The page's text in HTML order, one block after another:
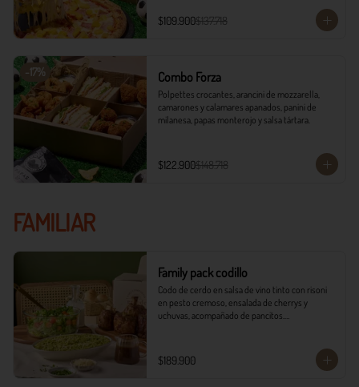
$109.900$137.718
-17% Combo Forza
Polpettes crocantes, arancini de mozzarella,
camarones y calamares apanados, panini de
milanesa, papas monterojo y salsa tártara.
$122.900$148.718
FAMILIAR
Family pack codillo
Codo de cerdo en salsa de vino tinto con risoni
en pesto cremoso, ensalada de cherrys y
uchuvas, acompañado de pancitos.​​
- Risoni (Cantidad ideal para 4 personas)​
- Pancitos​
$189.900